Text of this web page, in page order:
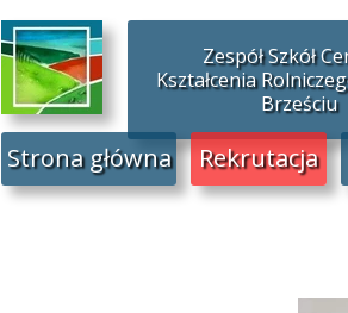
Rekrutacja
Strona główna
Zespół Szkół
Kształcenia
Brześciu